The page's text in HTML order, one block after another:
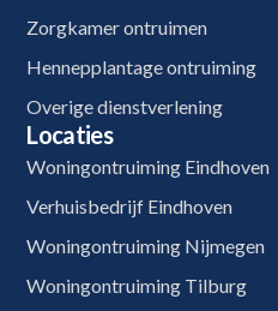
Zorgkamer ontruimen
Hennepplantage ontruiming
Overige dienstverlening
Locaties
Woningontruiming Eindhoven
Verhuisbedrijf Eindhoven
Woningontruiming Nijmegen
Woningontruiming Tilburg